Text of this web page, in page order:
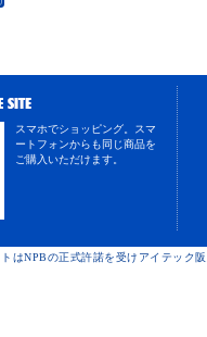
スマホでショッピング。スマ
ートフォンからも同じ商品を
ご購入いただけます。
はNPBの正式許諾を受けアイテック